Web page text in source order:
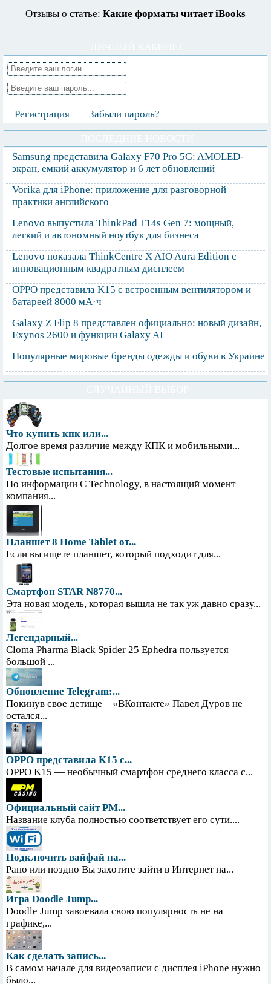
Отзывы о статье: Какие форматы читает iBooks
Регистрация Забыли пароль?
Samsung представила Galaxy F70 Pro 5G: AMOLED-
экран, емкий аккумулятор и 6 лет обновлений
Vorika для iPhone: приложение для разговорной
практики английского
Lenovo выпустила ThinkPad T14s Gen 7: мощный,
легкий и автономный ноутбук для бизнеса
Lenovo показала ThinkCentre X AIO Aura Edition с
инновационным квадратным дисплеем
OPPO представила K15 с встроенным вентилятором и
батареей 8000 мА·ч
Galaxy Z Flip 8 представлен официально: новый дизайн,
Exynos 2600 и функции Galaxy AI
Популярные мировые бренды одежды и обуви в Украине
Что купить кпк или...
Долгое время различие между КПК и мобильными...
Тестовые испытания...
По информации С Technology, в настоящий момент
компания...
Планшет 8 Home Tablet от...
Если вы ищете планшет, который подходит для...
Смартфон STAR N8770...
Эта новая модель, которая вышла не так уж давно сразу...
Легендарный...
Cloma Pharma Black Spider 25 Ephedra пользуется
большой ...
Обновление Telegram:...
Покинув свое детище – «ВКонтакте» Павел Дуров не
остался...
OPPO представила K15 с...
OPPO K15 — необычный смартфон среднего класса с...
Официальный сайт PM...
Название клуба полностью соответствует его сути....
Подключить вайфай на...
Рано или поздно Вы захотите зайти в Интернет на...
Игра Doodle Jump...
Doodle Jump завоевала свою популярность не на
графике,...
Как сделать запись...
В самом начале для видеозаписи с дисплея iPhone нужно
было...